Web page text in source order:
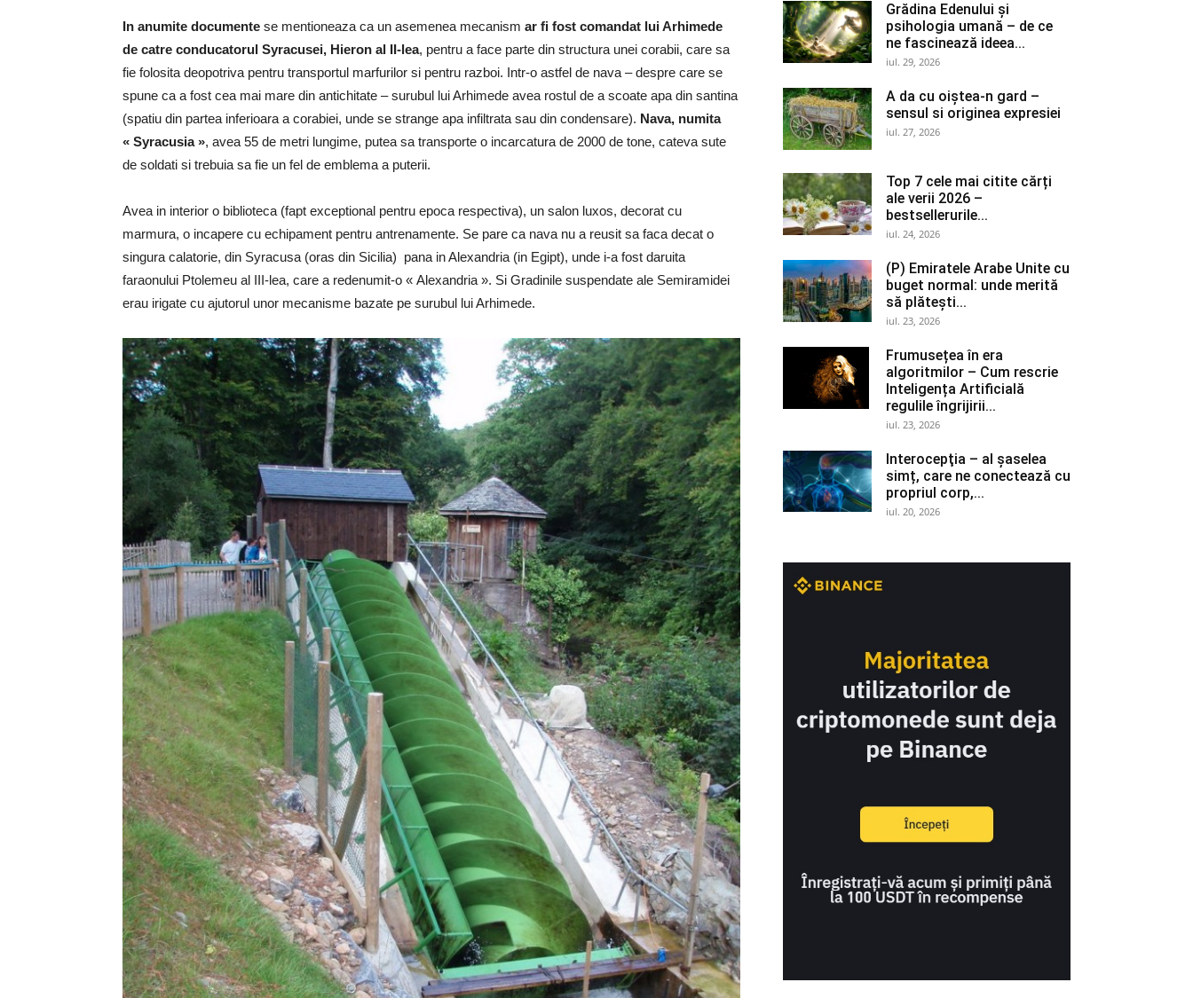
In anumite documente se mentioneaza ca un asemenea mecanism ar fi fost comandat lui Arhimede
de catre conducatorul Syracusei, Hieron al II-lea, pentru a face parte din structura unei corabii, care sa
fie folosita deopotriva pentru transportul marfurilor si pentru razboi. Intr-o astfel de nava – despre care se
spune ca a fost cea mai mare din antichitate – surubul lui Arhimede avea rostul de a scoate apa din santina
(spatiu din partea inferioara a corabiei, unde se strange apa infiltrata sau din condensare). Nava, numita
« Syracusia », avea 55 de metri lungime, putea sa transporte o incarcatura de 2000 de tone, cateva sute
de soldati si trebuia sa fie un fel de emblema a puterii.
Avea in interior o biblioteca (fapt exceptional pentru epoca respectiva), un salon luxos, decorat cu
marmura, o incapere cu echipament pentru antrenamente. Se pare ca nava nu a reusit sa faca decat o
singura calatorie, din Syracusa (oras din Sicilia) pana in Alexandria (in Egipt), unde i-a fost daruita
faraonului Ptolemeu al III-lea, care a redenumit-o « Alexandria ». Si Gradinile suspendate ale Semiramidei
erau irigate cu ajutorul unor mecanisme bazate pe surubul lui Arhimede.
Grădina Edenului și
psihologia umană – de ce
ne fascinează ideea...
iul. 29, 2026
A da cu oiștea-n gard –
sensul si originea expresiei
iul. 27, 2026
Top 7 cele mai citite cărți
ale verii 2026 –
bestsellerurile...
iul. 24, 2026
(P) Emiratele Arabe Unite cu
buget normal: unde merită
să plătești...
iul. 23, 2026
Frumusețea în era
algoritmilor – Cum rescrie
Inteligența Artificială
regulile îngrijirii...
iul. 23, 2026
Interocepţia – al șaselea
simț, care ne conectează cu
propriul corp,...
iul. 20, 2026